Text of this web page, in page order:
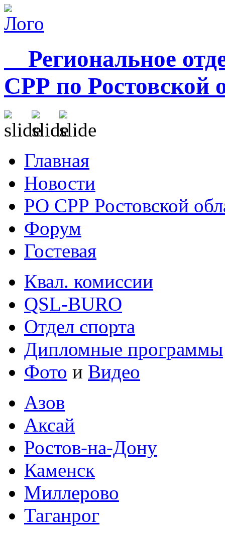
Региональное
СРР по Ростовской
Главная
Новости
РО СРР Ростовской
Форум
Гостевая
Квал. комиссии
QSL-BURO
Отдел спорта
Дипломные программы
Фото и Видео
Азов
Аксай
Ростов-на-Дону
Каменск
Миллерово
Таганрог